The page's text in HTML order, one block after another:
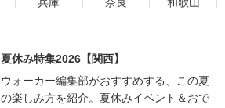
兵庫 奈良
和歌山
夏休み特集2026【関西】
ウォーカー編集部がおすすめする、この夏
の楽しみ方を紹介。夏休みイベント＆おで